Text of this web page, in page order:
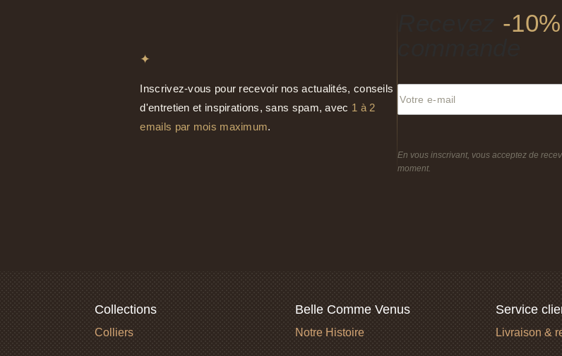
✦
Inscrivez-vous pour recevoir nos actualités, conseils
d'entretien et inspirations, sans spam, avec 1 à 2
emails par mois maximum.
-10%
En vous inscrivant, vous acceptez de
moment.
Collections
Colliers
Belle Comme Venus
Notre Histoire
Service
Livraison &